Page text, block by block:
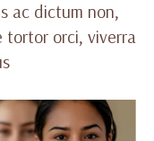
ac dictum non,
tortor orci, viverra